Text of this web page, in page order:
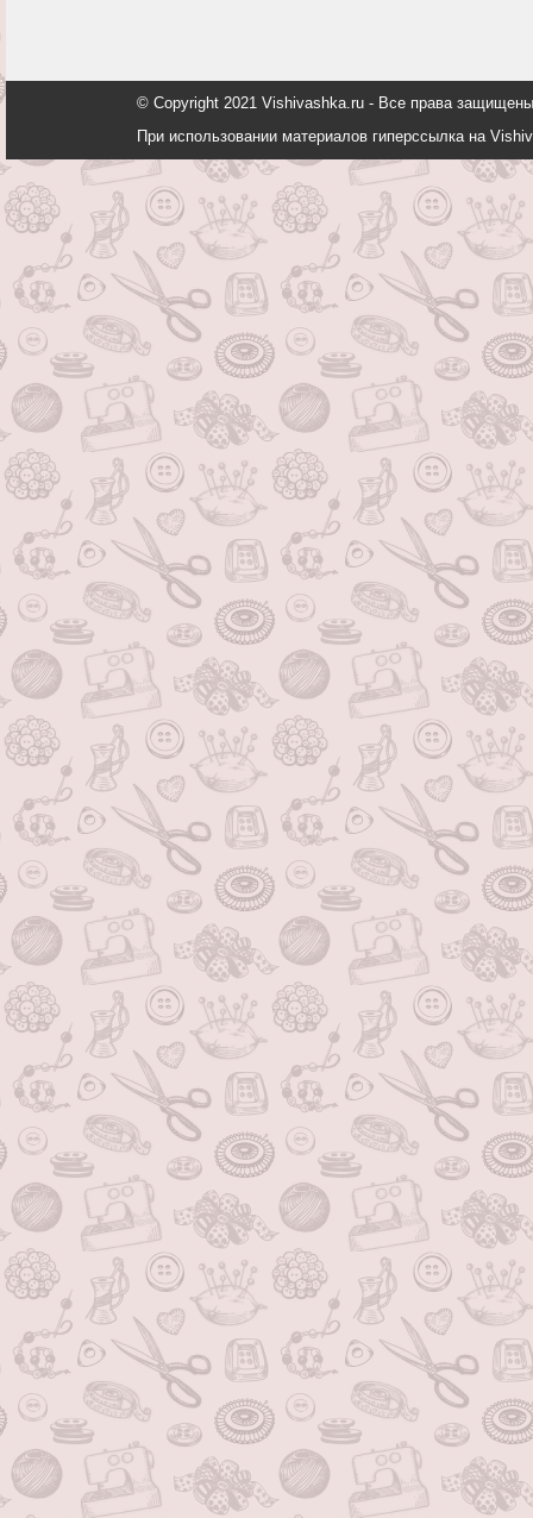
© Copyright 2021 Vishivashka.ru - Все права
При использовании материалов гиперссылка на